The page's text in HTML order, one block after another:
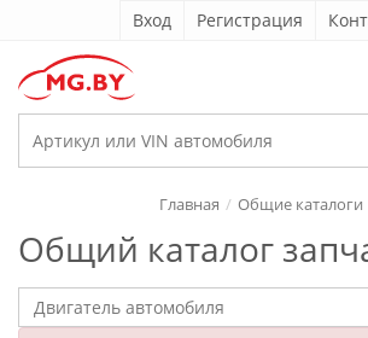
Вход Регистрация
Общий каталог
Главная Общие каталоги